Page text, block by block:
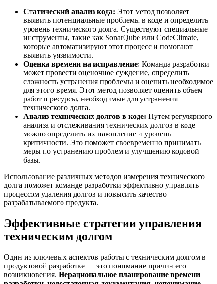
Статический анализ кода: Этот метод позволяет
выявить потенциальные проблемы в коде и определить
уровень технического долга. Существуют специальные
инструменты, такие как SonarQube или CodeClimate,
которые автоматизируют этот процесс и помогают
выявить уязвимости.
Оценка времени на исправление: Команда разработки
может провести оценочное суждение, определить
сложность устранения проблемы и оценить необходимое
для этого время. Этот метод позволяет оценить объем
работ и ресурсы, необходимые для устранения
технического долга.
Анализ технических долгов в коде: Путем регулярного
анализа и отслеживания технических долгов в коде
можно определить их накопление и уровень
критичности. Это поможет своевременно принимать
меры по устранению проблем и улучшению кодовой
базы.
Использование различных методов измерения технического
долга поможет команде разработки эффективно управлять
процессом удаления долгов и повысить качество
разрабатываемого продукта.
Эффективные стратегии управления
техническим долгом
Один из ключевых аспектов работы с техническим долгом в
продуктовой разработке — это понимание причин его
возникновения. Нерациональное планирование времени